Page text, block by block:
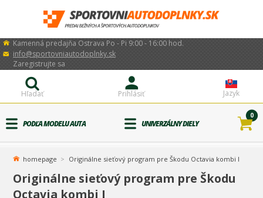
Kamenná predajňa Ostrava Po - Pi 9:00 - 16:00 hod.
info@sportovniautodoplnky.sk
Jazyk
Prihlásiť
Zaregistrujte sa
Hľadať
PODĽA MODELU AUTA UNIVERZÁLNY DIELY
0
homepage Originálne sieťový program pre Škodu Octavia kombi I
Originálne sieťový program pre Škodu
Octavia kombi I